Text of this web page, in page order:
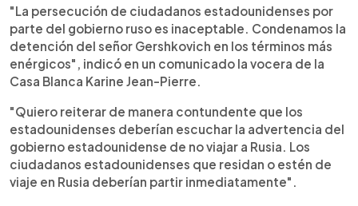
"La persecución de ciudadanos estadounidenses por
parte del gobierno ruso es inaceptable. Condenamos la
detención del señor Gershkovich en los términos más
enérgicos", indicó en un comunicado la vocera de la
Casa Blanca Karine Jean-Pierre.
"Quiero reiterar de manera contundente que los
estadounidenses deberían escuchar la advertencia del
gobierno estadounidense de no viajar a Rusia. Los
ciudadanos estadounidenses que residan o estén de
viaje en Rusia deberían partir inmediatamente".